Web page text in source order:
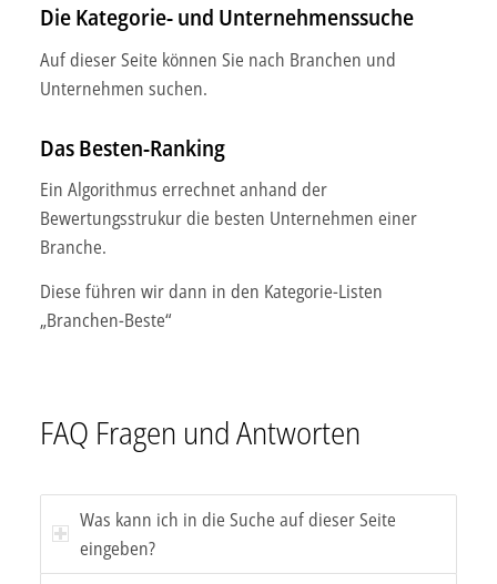
Die Kategorie- und Unternehmenssuche
Auf dieser Seite können Sie nach Branchen und
Unternehmen suchen.
Das Besten-Ranking
Ein Algorithmus errechnet anhand der
Bewertungsstrukur die besten Unternehmen einer
Branche.
Diese führen wir dann in den Kategorie-Listen
„Branchen-Beste“
FAQ Fragen und Antworten
Was kann ich in die Suche auf dieser Seite
eingeben?